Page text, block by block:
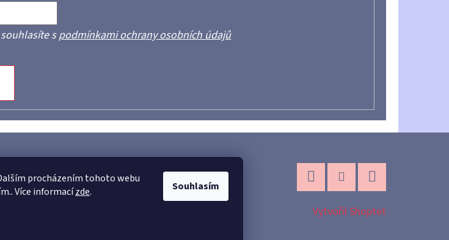
procházením tohoto webu
Více informacízde. Souhlasím
spodmínkami ochrany osobních údajů
Vytvořil Shoptet